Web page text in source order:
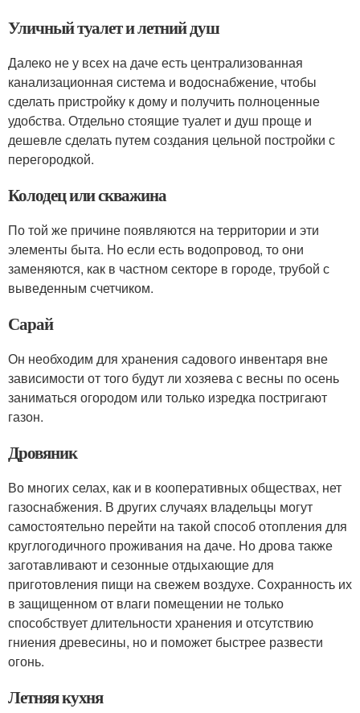
Уличный туалет и летний душ
Далеко не у всех на даче есть централизованная
канализационная система и водоснабжение, чтобы
сделать пристройку к дому и получить полноценные
удобства. Отдельно стоящие туалет и душ проще и
дешевле сделать путем создания цельной постройки с
перегородкой.
Колодец или скважина
По той же причине появляются на территории и эти
элементы быта. Но если есть водопровод, то они
заменяются, как в частном секторе в городе, трубой с
выведенным счетчиком.
Сарай
Он необходим для хранения садового инвентаря вне
зависимости от того будут ли хозяева с весны по осень
заниматься огородом или только изредка постригают
газон.
Дровяник
Во многих селах, как и в кооперативных обществах, нет
газоснабжения. В других случаях владельцы могут
самостоятельно перейти на такой способ отопления для
круглогодичного проживания на даче. Но дрова также
заготавливают и сезонные отдыхающие для
приготовления пищи на свежем воздухе. Сохранность их
в защищенном от влаги помещении не только
способствует длительности хранения и отсутствию
гниения древесины, но и поможет быстрее развести
огонь.
Летняя кухня